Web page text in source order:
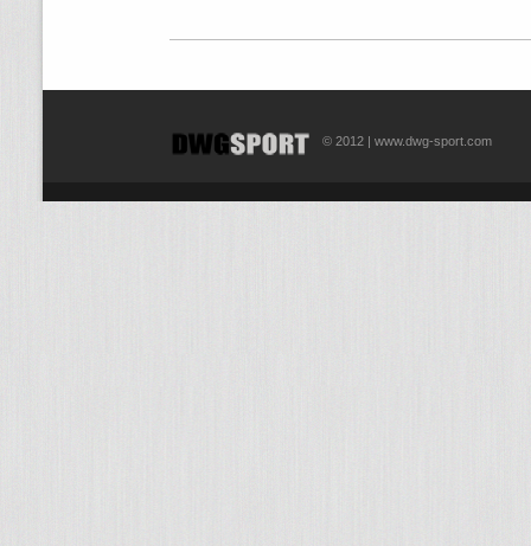
© 2012 | www.dwg-sport.com